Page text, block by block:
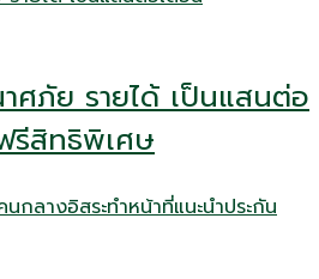
ศภัย รายได้ เป็นแสนต่อ
รีสิทธิพิเศษ